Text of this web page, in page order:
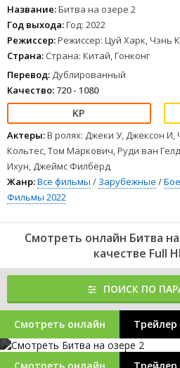
Название:Битва на озере 2
Год выхода:Год: 2022
Режиссер:Режиссер: Цуй Харк, Чэнь
Страна: Страна: Китай, Гонконг
Перевод: Дублированный
Качество: 720 - 1080
Актеры:В ролях: Джеки У, Джексон
Кольтес, Том Маркович, Руди ван
Ихун, Джеймс Филбёрд
Жанр:Все фильмы / Зарубежные /
Фильмы 2022
Смотреть онлайн Битва
качестве Full
ПОИСК ПО
Смотреть онлайн Трейлер